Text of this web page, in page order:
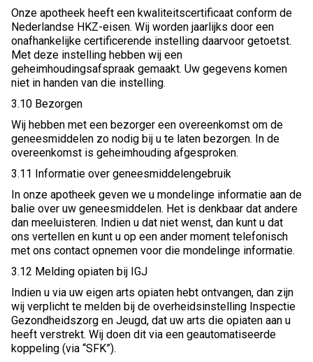
Onze apotheek heeft een kwaliteitscertificaat conform de
Nederlandse HKZ-eisen. Wij worden jaarlijks door een
onafhankelijke certificerende instelling daarvoor getoetst.
Met deze instelling hebben wij een
geheimhoudingsafspraak gemaakt. Uw gegevens komen
niet in handen van die instelling.
3.10 Bezorgen
Wij hebben met een bezorger een overeenkomst om de
geneesmiddelen zo nodig bij u te laten bezorgen. In de
overeenkomst is geheimhouding afgesproken.
3.11 Informatie over geneesmiddelengebruik
In onze apotheek geven we u mondelinge informatie aan de
balie over uw geneesmiddelen. Het is denkbaar dat andere
dan meeluisteren. Indien u dat niet wenst, dan kunt u dat
ons vertellen en kunt u op een ander moment telefonisch
met ons contact opnemen voor die mondelinge informatie.
3.12 Melding opiaten bij IGJ
Indien u via uw eigen arts opiaten hebt ontvangen, dan zijn
wij verplicht te melden bij de overheidsinstelling Inspectie
Gezondheidszorg en Jeugd, dat uw arts die opiaten aan u
heeft verstrekt. Wij doen dit via een geautomatiseerde
koppeling (via “SFK”).